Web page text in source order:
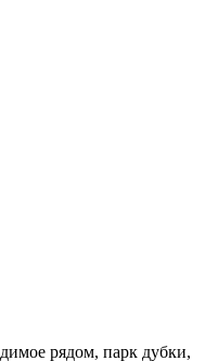
рядом, парк дубки,